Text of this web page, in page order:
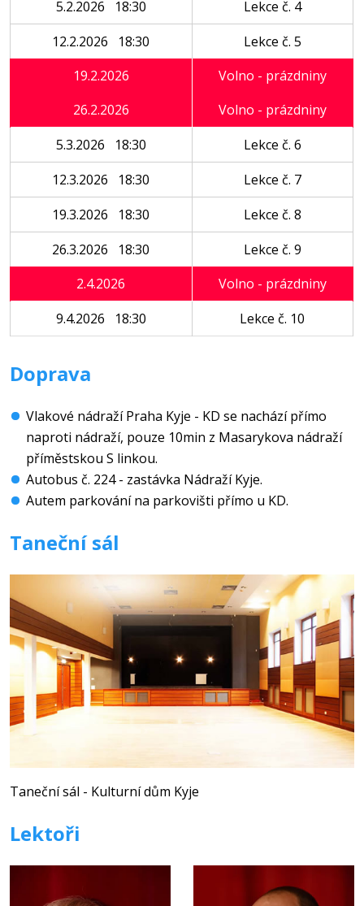
5.2.2026 18:30
Lekce č. 4
12.2.2026 18:30
Lekce č. 5
19.2.2026
Volno - prázdniny
26.2.2026
Volno - prázdniny
5.3.2026 18:30
Lekce č. 6
12.3.2026 18:30
Lekce č. 7
19.3.2026 18:30
Lekce č. 8
26.3.2026 18:30
Lekce č. 9
2.4.2026
Volno - prázdniny
9.4.2026 18:30
Lekce č. 10
Doprava
Vlakové nádraží Praha Kyje - KD se nachází přímo
naproti nádraží, pouze 10min z Masarykova nádraží
příměstskou S linkou.
Autobus č. 224 - zastávka Nádraží Kyje.
Autem parkování na parkovišti přímo u KD.
Taneční sál
Taneční sál - Kulturní dům Kyje
Lektoři